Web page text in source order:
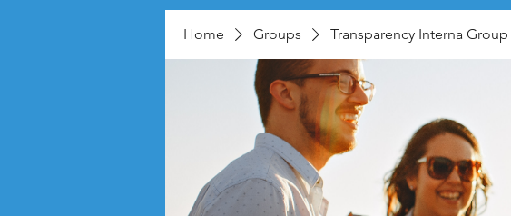
Home Groups Transparency Interna Group